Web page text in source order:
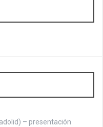
– presentación